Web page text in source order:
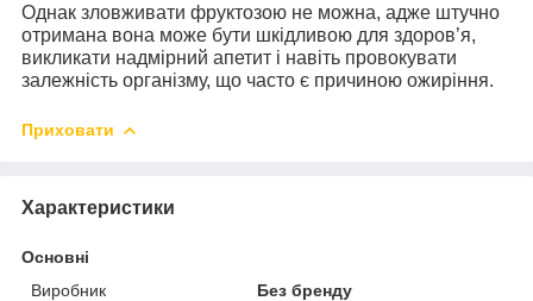
Однак зловживати фруктозою не можна, адже штучно
отримана вона може бути шкідливою для здоров’я,
викликати надмірний апетит і навіть провокувати
залежність організму, що часто є причиною ожиріння.
Приховати
Характеристики
Основні
Виробник
Без бренду